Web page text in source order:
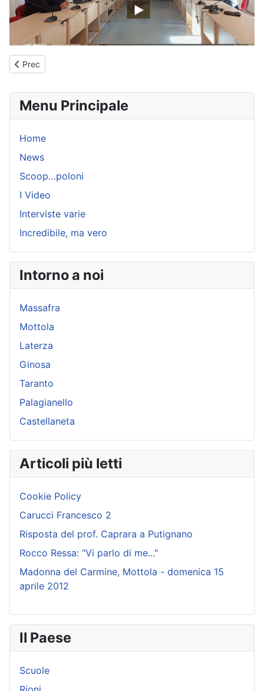
Articolo precedente: Consiglio comunale 5 marzo 2026
Prec
Menu Principale
Home
News
Scoop…poloni
I Video
Interviste varie
Incredibile, ma vero
Intorno a noi
Massafra
Mottola
Laterza
Ginosa
Taranto
Palagianello
Castellaneta
Articoli più letti
Cookie Policy
Carucci Francesco 2
Risposta del prof. Caprara a Putignano
Rocco Ressa: "Vi parlo di me..."
Madonna del Carmine, Mottola - domenica 15
aprile 2012
Il Paese
Scuole